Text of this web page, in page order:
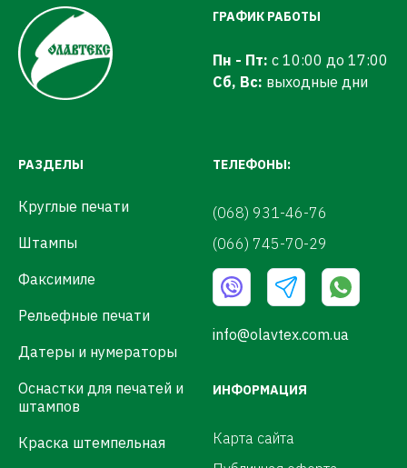
ГРАФИК РАБОТЫ
Пн - Пт: с 10:00 до 17:00
Сб, Вс: выходные дни
РАЗДЕЛЫ
Круглые печати
Штампы
Факсимиле
Рельефные печати
Датеры и нумераторы
Оснастки для печатей и
штампов
Краска штемпельная
ТЕЛЕФОНЫ:
(068) 931-46-76
(066) 745-70-29
info@olavtex.com.ua
ИНФОРМАЦИЯ
Карта сайта